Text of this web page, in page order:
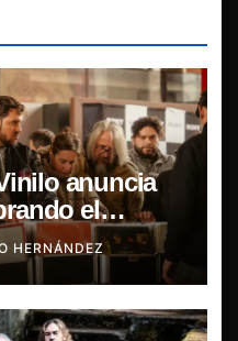
anuncia
el
en Chile
HERNÁNDEZ